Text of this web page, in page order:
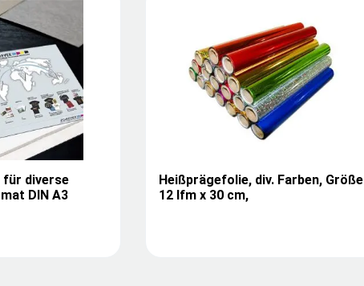
für diverse
DIN A3
Heißprägefolie, div. Farben, Größe
12 lfm x 30 cm,